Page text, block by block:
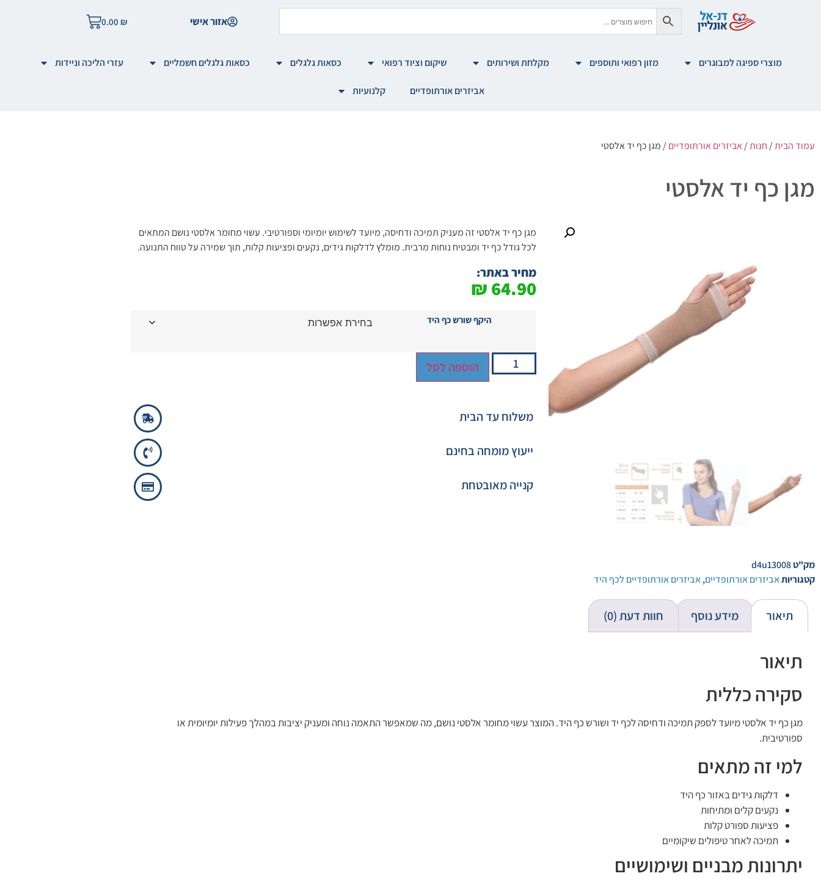
אזור אישי 0.00 ₪
מוצרי ספיגה למבוגרים מזון רפואי ותוספים מקלחת ושירותים שיקום וציוד רפואי כסאות גלגלים כסאות גלגלים חשמליים עזרי הליכה וניידות
אביזרים אורתופדיים קלנועיות
עמוד הבית/ חנות/ אביזרים אורתופדיים/ מגן כף יד אלסטי
מגן כף יד אלסטי
מק"טd4u13008
קטגוריותאביזרים אורתופדיים,אביזרים אורתופדיים לכף היד
מגן כף יד אלסטי זה מעניק תמיכה ודחיסה, מיועד לשימוש יומיומי וספורטיבי. עשוי מחומר אלסטי נושם המתאים
לכל גודל כף יד ומבטיח נוחות מרבית. מומלץ לדלקות גידים, נקעים ופציעות קלות, תוך שמירה על טווח התנועה.
מחיר באתר:
64.90
₪
היקף שורש כף היד
הוספה לסל
משלוח עד הבית
ייעוץ מומחה בחינם
קנייה מאובטחת
תיאור מידע נוסף חוות דעת (0)
תיאור
סקירה כללית
מגן כף יד אלסטי מיועד לספק תמיכה ודחיסה לכף יד ושורש כף היד. המוצר עשוי מחומר אלסטי נושם, מה שמאפשר התאמה נוחה ומעניק יציבות במהלך פעילות יומיומית או
ספורטיבית.
למי זה מתאים
דלקות גידים באזור כף היד
נקעים קלים ומתיחות
פציעות ספורט קלות
תמיכה לאחר טיפולים שיקומיים
יתרונות מבניים ושימושיים